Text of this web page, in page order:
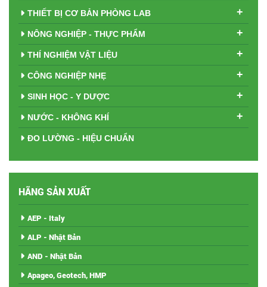
THIẾT BỊ CƠ BẢN PHÒNG LAB +
NÔNG NGHIỆP - THỰC PHẨM +
THÍ NGHIỆM VẬT LIỆU +
CÔNG NGHIỆP NHẸ +
SINH HỌC - Y DƯỢC +
NƯỚC - KHÔNG KHÍ +
ĐO LƯỜNG - HIỆU CHUẨN
HÃNG SẢN XUẤT
AEP - Italy
ALP - Nhật Bản
AND - Nhật Bản
Apageo, Geotech, HMP